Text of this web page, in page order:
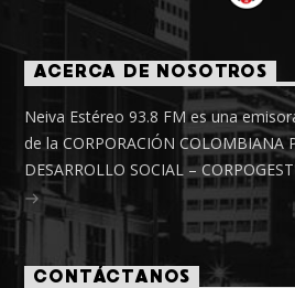
ACERCA DE NOSOTROS
Neiva Estéreo 93.8 FM es una
de la CORPORACIÓN COLOMBIANA
DESARROLLO SOCIAL –
CONTÁCTANOS